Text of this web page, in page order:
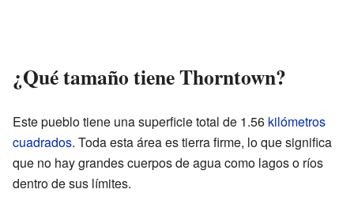
¿Qué tamaño tiene Thorntown?
Este pueblo tiene una superficie total de 1.56 kilómetros
cuadrados. Toda esta área es tierra firme, lo que significa
que no hay grandes cuerpos de agua como lagos o ríos
dentro de sus límites.